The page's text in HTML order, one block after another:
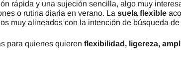
rápida y una sujeción sencilla, algo muy
o rutina diaria en verano. La suela flexible
muy alineados con la intención de búsqueda
para quienes quieren flexibilidad, ligereza,